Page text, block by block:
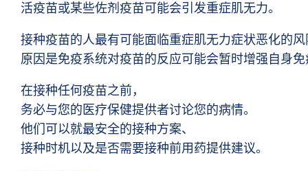
活疫苗或某些佐剂疫苗可能会引发重症肌无力。
接种疫苗的人最有可能面临重症肌无力症状恶化的
原因是免疫系统对疫苗的反应可能会暂时增强自身
在接种任何疫苗之前，
务必与您的医疗保健提供者讨论您的病情。
他们可以就最安全的接种方案、
接种时机以及是否需要接种前用药提供建议。